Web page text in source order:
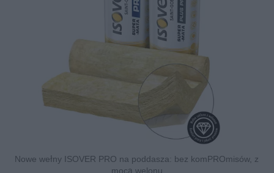
Nowe wełny ISOVER PRO na poddasza: bez komPROmisów, z
mocą welonu